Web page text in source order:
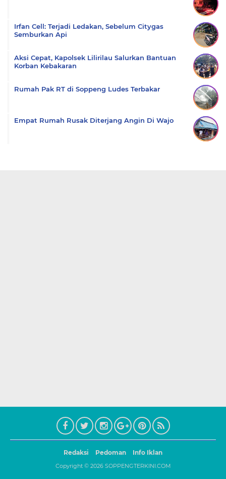
Irfan Cell: Terjadi Ledakan, Sebelum Citygas
Semburkan Api
Aksi Cepat, Kapolsek Lilirilau Salurkan Bantuan
Korban Kebakaran
Rumah Pak RT di Soppeng Ludes Terbakar
Empat Rumah Rusak Diterjang Angin Di Wajo
Redaksi Pedoman Info Iklan
Copyright © 2026 SOPPENGTERKINI.COM